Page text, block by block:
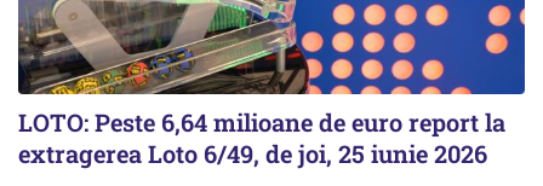
LOTO: Peste 6,64 milioane de euro report la
extragerea Loto 6/49, de joi, 25 iunie 2026